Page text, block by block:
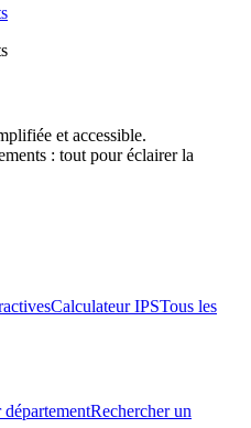
et accessible.
: tout pour éclairer la
Calculateur IPSTous les
Rechercher un